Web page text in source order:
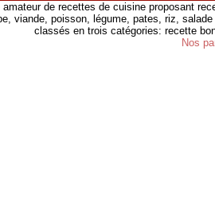
de recettes de cuisine proposant
viande, poisson, légume, pates, riz,
classés en trois catégories: recette
Nos